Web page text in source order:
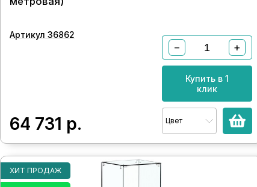
Артикул 36862
64 731 р.
− +
Купить в 1
клик
Цвет
ХИТ ПРОДАЖ